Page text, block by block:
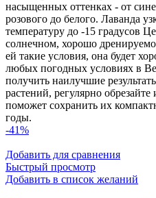
насыщенных оттенках - от
розового до белого. Лаванда
температуру до -15 градусов
солнечном, хорошо
ей такие условия, она будет
любых погодных условиях в
получить наилучшие
растений, регулярно
поможет сохранить их
годы.
-41%
Добавить для сравнения
Быстрый просмотр
Добавить в список желаний